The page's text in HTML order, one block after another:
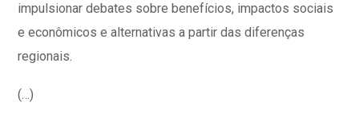
impulsionar debates sobre benefícios, impactos sociais
e econômicos e alternativas a partir das diferenças
regionais.
(…)